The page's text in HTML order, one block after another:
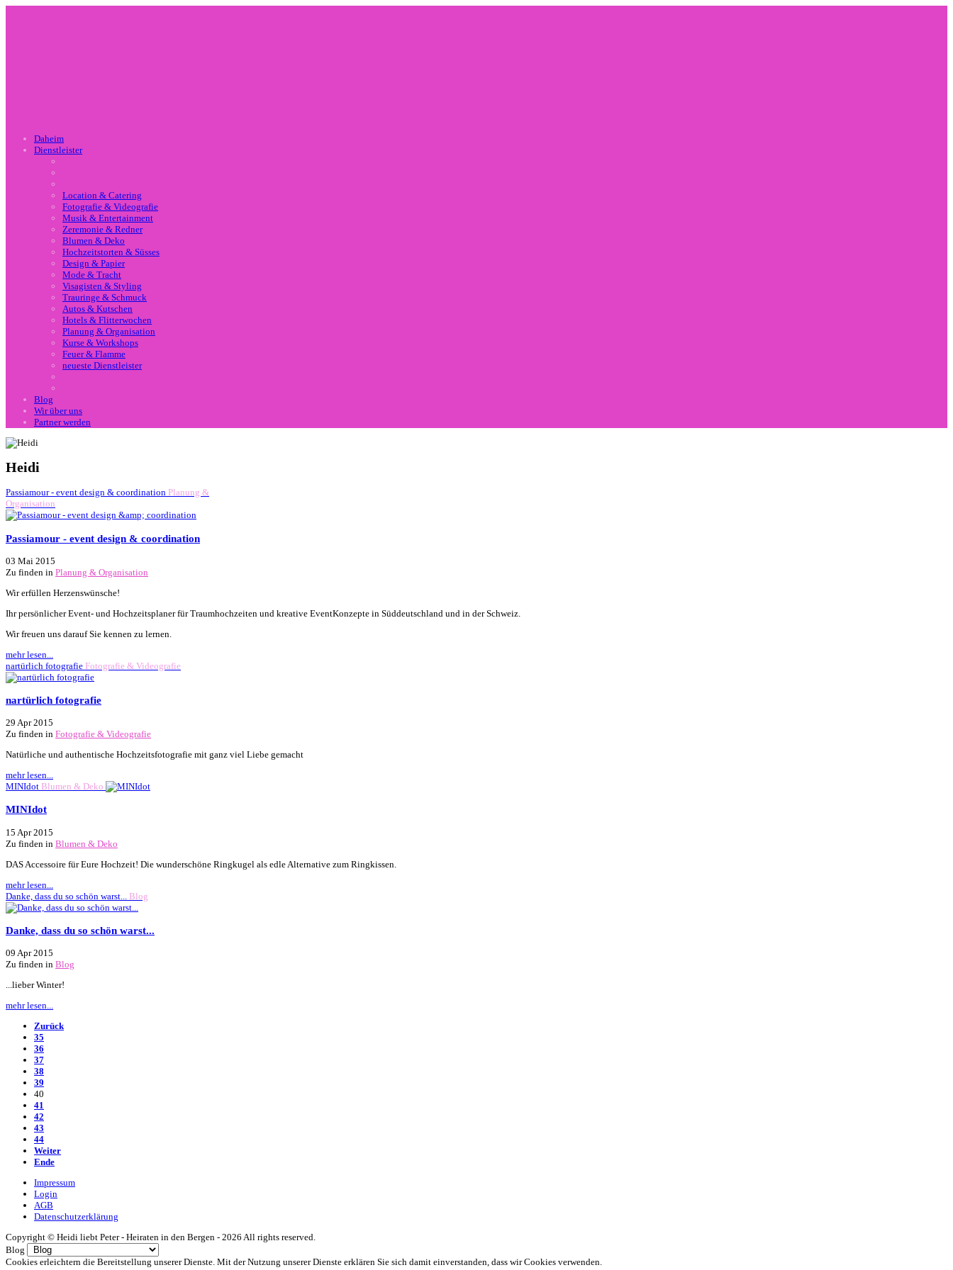
Daheim
Dienstleister
Location & Catering
Fotografie & Videografie
Musik & Entertainment
Zeremonie & Redner
Blumen & Deko
Hochzeitstorten & Süsses
Design & Papier
Mode & Tracht
Visagisten & Styling
Trauringe & Schmuck
Autos & Kutschen
Hotels & Flitterwochen
Planung & Organisation
Kurse & Workshops
Feuer & Flamme
neueste Dienstleister
Blog
Wir über uns
Partner werden
Heidi
Passiamour - event design & coordination Planung &
Organisation
Passiamour - event design & coordination
03 Mai 2015
Zu finden in Planung & Organisation
Wir erfüllen Herzenswünsche!
Ihr persönlicher Event- und Hochzeitsplaner für Traumhochzeiten und kreative Event­Konzepte in Süddeutschland und in der Schweiz.
Wir freuen uns darauf Sie kennen zu lernen.
mehr lesen...
nartürlich fotografie Fotografie & Videografie
nartürlich fotografie
29 Apr 2015
Zu finden in Fotografie & Videografie
Natürliche und authentische Hochzeitsfotografie mit ganz viel Liebe gemacht
mehr lesen...
MINIdot Blumen & Deko
MINIdot
15 Apr 2015
Zu finden in Blumen & Deko
DAS Accessoire für Eure Hochzeit! Die wunderschöne Ringkugel als edle Alternative zum Ringkissen.
mehr lesen...
Danke, dass du so schön warst...
Blog
Danke, dass du so schön warst...
09 Apr 2015
Zu finden in Blog
...lieber Winter!
mehr lesen...
Zurück
35
36
37
38
39
40
41
42
43
44
Weiter
Ende
Impressum
Login
AGB
Datenschutzerklärung
Copyright © Heidi liebt Peter - Heiraten in den Bergen - 2026 All rights reserved.
Blog
Cookies erleichtern die Bereitstellung unserer Dienste. Mit der Nutzung unserer Dienste erklären Sie sich damit einverstanden, dass wir Cookies verwenden.